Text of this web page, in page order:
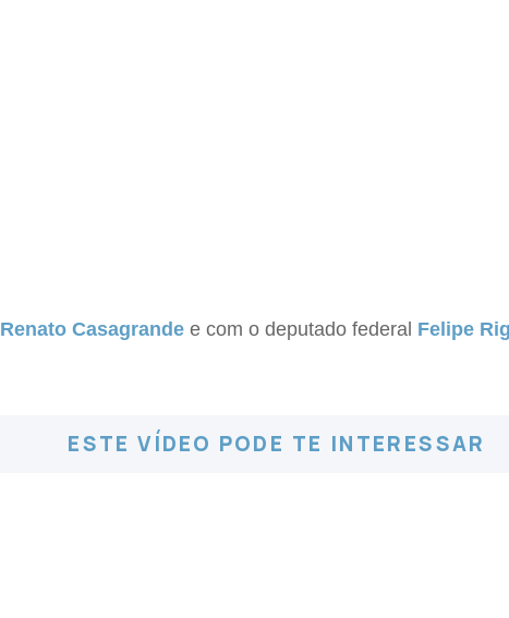
Renato Casagrande e com o deputado federal Felipe
ESTE VÍDEO PODE TE INTERESSAR